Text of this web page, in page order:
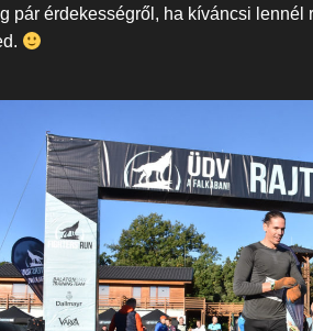
pár érdekességről, ha kíváncsi lennél